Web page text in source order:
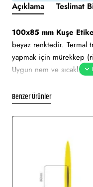
Açıklama Teslimat
100x85 mm Kuşe
beyaz renktedir. Termal
yapmak için mürekkep
Uygun nem ve sıcaklık
hafif derecedeki ısılarda
100x85 mm Kuşe Etiket
Yapışkan Türleri:
(Kuvvetli yapışkan
tutkal), Deep frezee
Benzer Ürünler